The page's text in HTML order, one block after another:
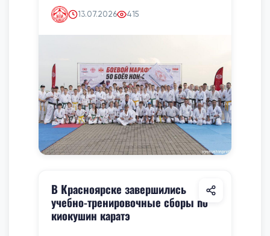
13.07.2026 415
В Красноярске завершились
учебно-тренировочные сборы по
киокушин каратэ